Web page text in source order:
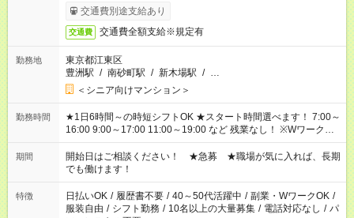
完了次第のお支払いとなります。
交通費別途支給あり
交通費 交通費全額支給※規定有
勤務地
東京都江東区
豊洲駅 / 南砂町駅 / 新木場駅 / …
＜シニア向けマンション＞
勤務時間
★1日6時間～の時短シフトOK ★スタート時間選べます！ 7:00～
16:00 9:00～17:00 11:00～19:00 など 残業なし！ ※Wワークの
場合、他のお仕事と合わせ週40時間超の就業はご案内できませ
ん ※法令に基づき、週20時間以上勤務は社会保険への加入対象
となります ※労働者派遣法（日雇い派遣の原則禁止）により、
短時間・短期間の就業はご案内が難しい場合があります
期間
開始日はご相談ください！ ★急募 ★職場が気に入れば、長期
でも働けます！
特徴 日払いOK / 履歴書不要 / 40～50代活躍中 / 副業・WワークOK /
服装自由 / シフト勤務 / 10名以上の大量募集 / 電話対応なし / パ